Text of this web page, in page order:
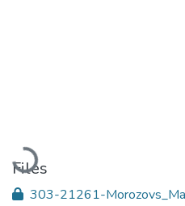
Loading...
Files
303-21261-